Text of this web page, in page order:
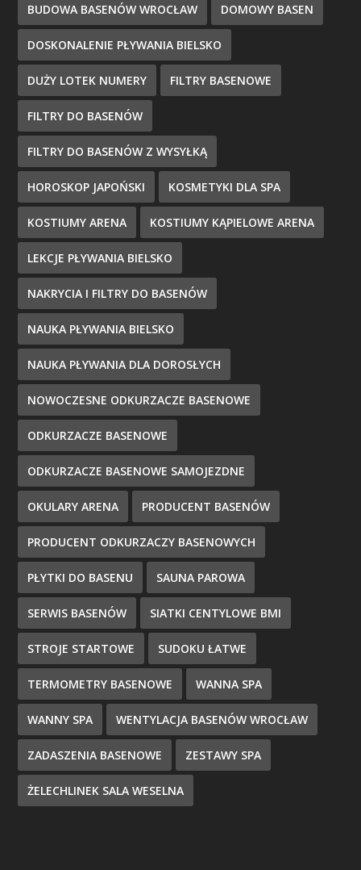
BUDOWA BASENÓW WROCŁAW DOMOWY BASEN
DOSKONALENIE PŁYWANIA BIELSKO
DUŻY LOTEK NUMERY FILTRY BASENOWE
FILTRY DO BASENÓW
FILTRY DO BASENÓW Z WYSYŁKĄ
HOROSKOP JAPOŃSKI KOSMETYKI DLA SPA
KOSTIUMY ARENA KOSTIUMY KĄPIELOWE ARENA
LEKCJE PŁYWANIA BIELSKO
NAKRYCIA I FILTRY DO BASENÓW
NAUKA PŁYWANIA BIELSKO
NAUKA PŁYWANIA DLA DOROSŁYCH
NOWOCZESNE ODKURZACZE BASENOWE
ODKURZACZE BASENOWE
ODKURZACZE BASENOWE SAMOJEZDNE
OKULARY ARENA PRODUCENT BASENÓW
PRODUCENT ODKURZACZY BASENOWYCH
PŁYTKI DO BASENU SAUNA PAROWA
SERWIS BASENÓW SIATKI CENTYLOWE BMI
STROJE STARTOWE SUDOKU ŁATWE
TERMOMETRY BASENOWE WANNA SPA
WANNY SPA WENTYLACJA BASENÓW WROCŁAW
ZADASZENIA BASENOWE ZESTAWY SPA
ŻELECHLINEK SALA WESELNA